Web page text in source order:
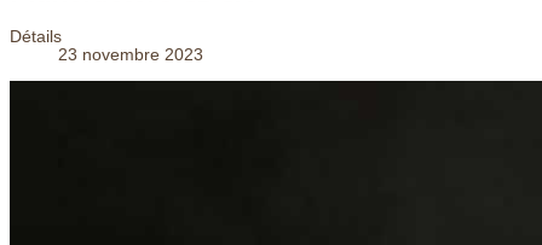
Détails
23 novembre 2023